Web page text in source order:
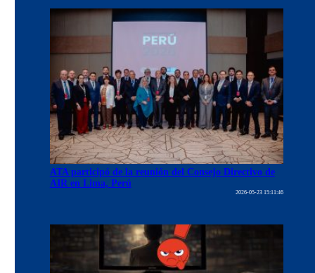
ATA participó de la reunión del Consejo Directivo de
AIR en Lima, Perú
2026-05-23 15:11:46